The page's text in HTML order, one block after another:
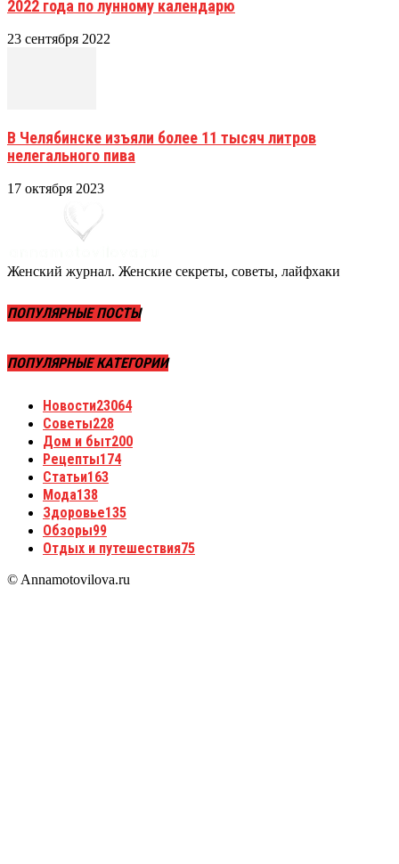
2022 года по лунному календарю
23 сентября 2022
В Челябинске изъяли более 11 тысяч литров
нелегального пива
17 октября 2023
Женский журнал. Женские секреты, советы, лайфхаки
ПОПУЛЯРНЫЕ ПОСТЫ
ПОПУЛЯРНЫЕ КАТЕГОРИИ
Новости23064
Советы228
Дом и быт200
Рецепты174
Статьи163
Мода138
Здоровье135
Обзоры99
Отдых и путешествия75
© Annamotovilova.ru